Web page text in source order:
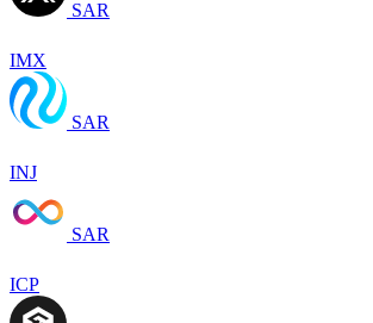
SAR
IMX
SAR
INJ
SAR
ICP